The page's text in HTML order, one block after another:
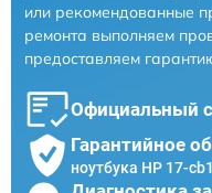
или рекомендованные
ремонта выполняем
предоставляем
Официальный
Гарантийное
ноутбука HP 17-